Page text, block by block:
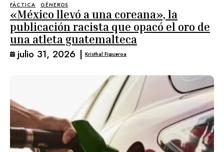
FÁCTICA GÉNEROS
«México llevó a una coreana», la
publicación racista que opacó el oro de
una atleta guatemalteca
julio 31, 2026 | Kristhal Figueroa